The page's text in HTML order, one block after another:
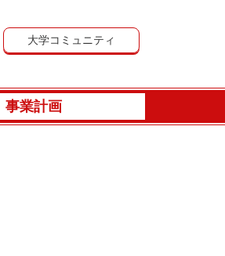
大学コミュニティ
事業計画